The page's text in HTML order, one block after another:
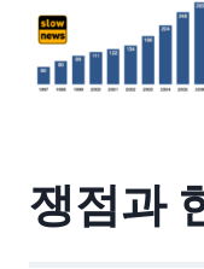
쟁점과